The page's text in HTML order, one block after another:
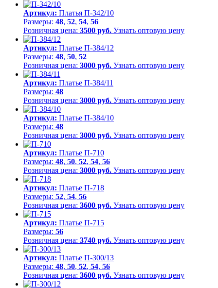
Артикул: Платья П-342/10
Размеры: 48, 52, 54, 56
Розничная цена: 3500 руб. Узнать оптовую цену
Артикул: Платье П-384/12
Размеры: 48, 50, 52
Розничная цена: 3000 руб. Узнать оптовую цену
Артикул: Платье П-384/11
Размеры: 48
Розничная цена: 3000 руб. Узнать оптовую цену
Артикул: Платье П-384/10
Размеры: 48
Розничная цена: 3000 руб. Узнать оптовую цену
Артикул: Платье П-710
Размеры: 48, 50, 52, 54, 56
Розничная цена: 3000 руб. Узнать оптовую цену
Артикул: Платье П-718
Размеры: 52, 54, 56
Розничная цена: 3600 руб. Узнать оптовую цену
Артикул: Платье П-715
Размеры: 56
Розничная цена: 3740 руб. Узнать оптовую цену
Артикул: Платье П-300/13
Размеры: 48, 50, 52, 54, 56
Розничная цена: 3600 руб. Узнать оптовую цену